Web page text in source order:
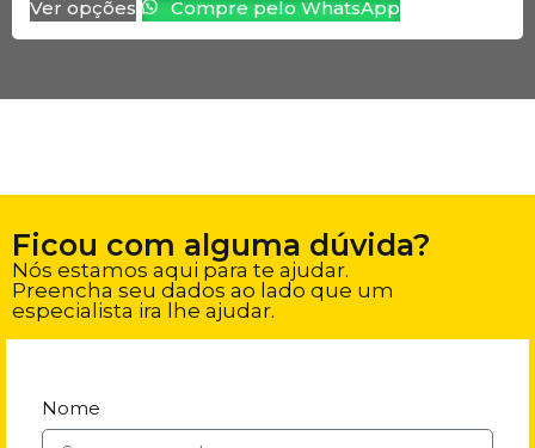
Ver opções Compre pelo WhatsApp
Ficou com alguma dúvida?
Nós estamos aqui para te ajudar.
Preencha seu dados ao lado que um
especialista ira lhe ajudar.
Nome